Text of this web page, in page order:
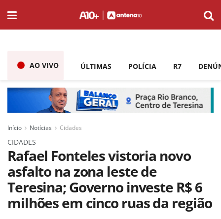
AO VIVO ÚLTIMAS POLÍCIA R7
Início Notícias Cidades
CIDADES
Rafael Fonteles vistoria novo
asfalto na zona leste de
Teresina; Governo investe R$ 6
milhões em cinco ruas da região